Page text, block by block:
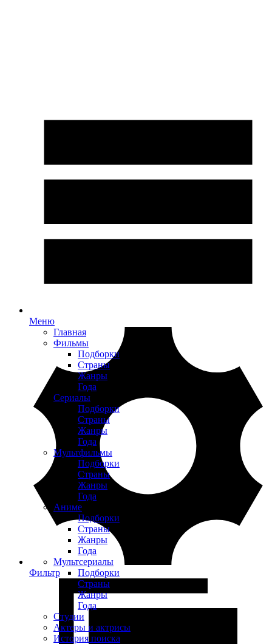
Меню
Главная
Фильмы
Подборки
Страны
Жанры
Года
Сериалы
Подборки
Страны
Жанры
Года
Мультфильмы
Подборки
Страны
Жанры
Года
Аниме
Подборки
Страны
Жанры
Года
Мультсериалы
Подборки
Страны
Жанры
Года
Студии
Актеры и актрисы
История поиска
Фильтр